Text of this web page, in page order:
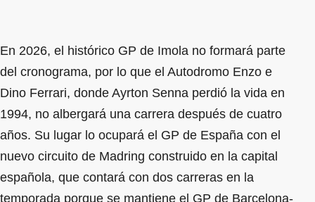
En 2026, el histórico GP de Imola no formará parte
del cronograma, por lo que el Autodromo Enzo e
Dino Ferrari, donde Ayrton Senna perdió la vida en
1994, no albergará una carrera después de cuatro
años. Su lugar lo ocupará el GP de España con el
nuevo circuito de Madring construido en la capital
española, que contará con dos carreras en la
temporada porque se mantiene el GP de Barcelona-